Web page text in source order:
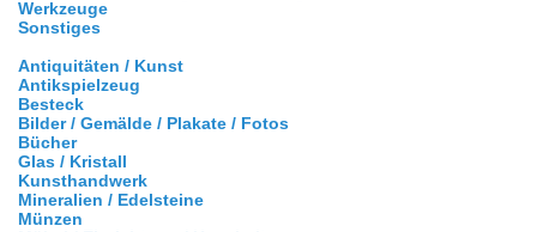
Werkzeuge
Sonstiges
Antiquitäten / Kunst
Antikspielzeug
Besteck
Bilder / Gemälde / Plakate / Fotos
Bücher
Glas / Kristall
Kunsthandwerk
Mineralien / Edelsteine
Münzen